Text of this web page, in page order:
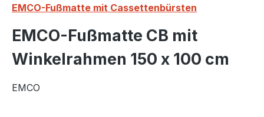
EMCO-Fußmatte mit Cassettenbürsten
EMCO-Fußmatte CB mit
Winkelrahmen 150 x 100 cm
EMCO